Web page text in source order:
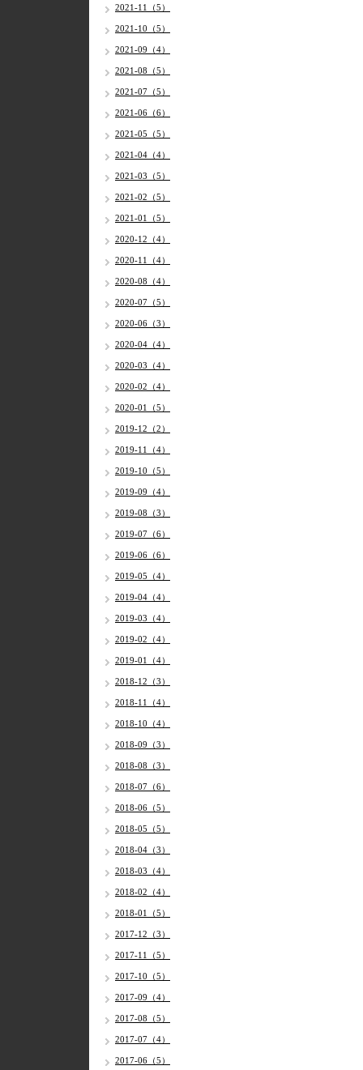
2021-11（5）
2021-10（5）
2021-09（4）
2021-08（5）
2021-07（5）
2021-06（6）
2021-05（5）
2021-04（4）
2021-03（5）
2021-02（5）
2021-01（5）
2020-12（4）
2020-11（4）
2020-08（4）
2020-07（5）
2020-06（3）
2020-04（4）
2020-03（4）
2020-02（4）
2020-01（5）
2019-12（2）
2019-11（4）
2019-10（5）
2019-09（4）
2019-08（3）
2019-07（6）
2019-06（6）
2019-05（4）
2019-04（4）
2019-03（4）
2019-02（4）
2019-01（4）
2018-12（3）
2018-11（4）
2018-10（4）
2018-09（3）
2018-08（3）
2018-07（6）
2018-06（5）
2018-05（5）
2018-04（3）
2018-03（4）
2018-02（4）
2018-01（5）
2017-12（3）
2017-11（5）
2017-10（5）
2017-09（4）
2017-08（5）
2017-07（4）
2017-06（5）